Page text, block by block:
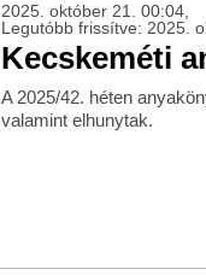
2025. október 21. 00:04,
Legutóbb frissítve: 2025.
Kecskeméti
A 2025/42. héten
valamint elhunytak.